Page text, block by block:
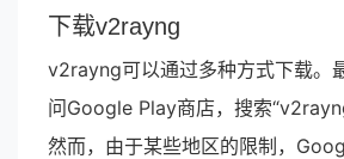
下载v2rayng
v2rayng可以通过多种方式下载。
问Google Play商店，搜索
然而，由于某些地区的限制，